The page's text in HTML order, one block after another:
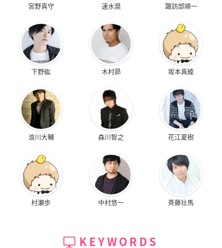
宮野真守 速水奨 諏訪部順一
下野紘 木村昴 坂本真綾
浪川大輔 森川智之 花江夏樹
村瀬歩 中村悠一 斉藤壮馬
KEYWORDS